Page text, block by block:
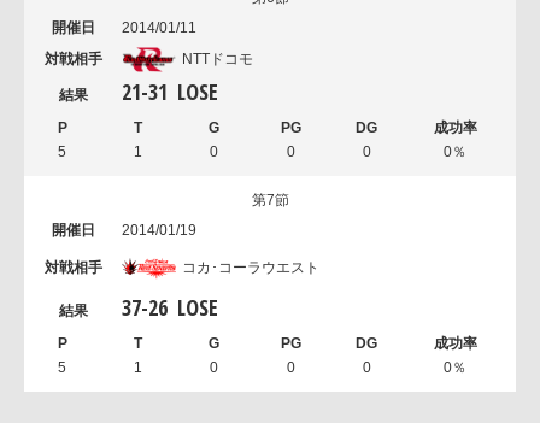
2014/01/11
NTTドコモ
21-31 LOSE
5 1 0 0 0 0％
第7節
2014/01/19
コカ･コーラウエスト
37-26 LOSE
5 1 0 0 0 0％